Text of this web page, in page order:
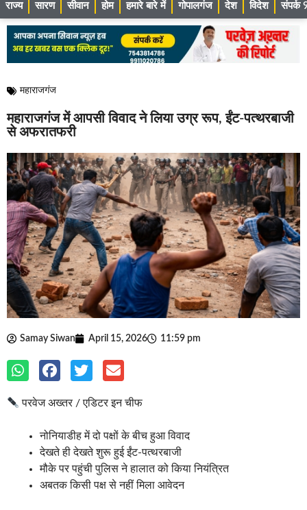
राज्य सारण सीवान होम हमारे बारे में गोपालगंज देश विदेश संपर्क
महाराजगंज
महाराजगंज में आपसी विवाद ने लिया उग्र रूप, ईंट-पत्थरबाजी
से अफरातफरी
Samay Siwan April 15, 2026 11:59 pm
परवेज अख्तर / एडिटर इन चीफ
नोनियाडीह में दो पक्षों के बीच हुआ विवाद
देखते ही देखते शुरू हुई ईंट-पत्थरबाजी
मौके पर पहुंची पुलिस ने हालात को किया नियंत्रित
अबतक किसी पक्ष से नहीं मिला आवेदन